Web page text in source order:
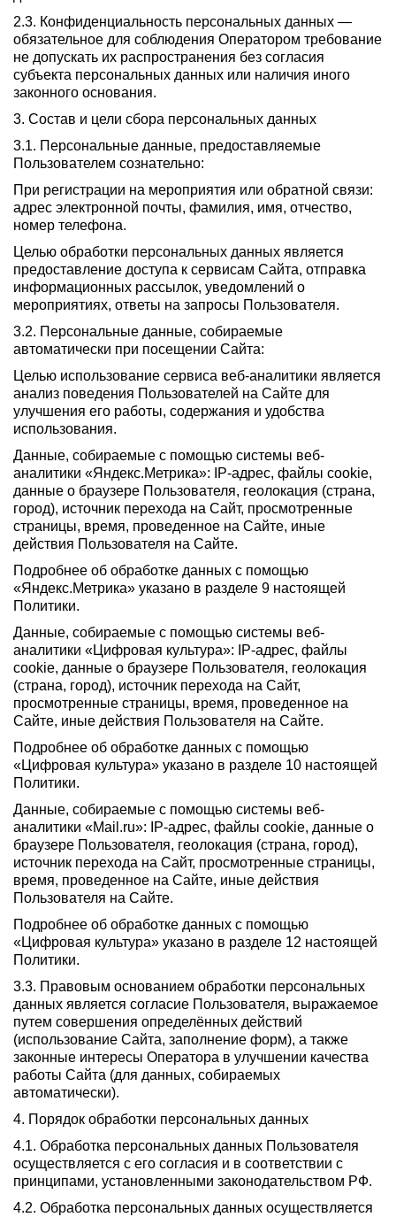
2.3. Конфиденциальность персональных данных —
обязательное для соблюдения Оператором требование
не допускать их распространения без согласия
субъекта персональных данных или наличия иного
законного основания.
3. Состав и цели сбора персональных данных
3.1. Персональные данные, предоставляемые
Пользователем сознательно:
При регистрации на мероприятия или обратной связи:
адрес электронной почты, фамилия, имя, отчество,
номер телефона.
Целью обработки персональных данных является
предоставление доступа к сервисам Сайта, отправка
информационных рассылок, уведомлений о
мероприятиях, ответы на запросы Пользователя.
3.2. Персональные данные, собираемые
автоматически при посещении Сайта:
Целью использование сервиса веб-аналитики является
анализ поведения Пользователей на Сайте для
улучшения его работы, содержания и удобства
использования.
Данные, собираемые с помощью системы веб-
аналитики «Яндекс.Метрика»: IP-адрес, файлы cookie,
данные о браузере Пользователя, геолокация (страна,
город), источник перехода на Сайт, просмотренные
страницы, время, проведенное на Сайте, иные
действия Пользователя на Сайте.
Подробнее об обработке данных с помощью
«Яндекс.Метрика» указано в разделе 9 настоящей
Политики.
Данные, собираемые с помощью системы веб-
аналитики «Цифровая культура»: IP-адрес, файлы
cookie, данные о браузере Пользователя, геолокация
(страна, город), источник перехода на Сайт,
просмотренные страницы, время, проведенное на
Сайте, иные действия Пользователя на Сайте.
Подробнее об обработке данных с помощью
«Цифровая культура» указано в разделе 10 настоящей
Политики.
Данные, собираемые с помощью системы веб-
аналитики «Mail.ru»: IP-адрес, файлы cookie, данные о
браузере Пользователя, геолокация (страна, город),
источник перехода на Сайт, просмотренные страницы,
время, проведенное на Сайте, иные действия
Пользователя на Сайте.
Подробнее об обработке данных с помощью
«Цифровая культура» указано в разделе 12 настоящей
Политики.
3.3. Правовым основанием обработки персональных
данных является согласие Пользователя, выражаемое
путем совершения определённых действий
(использование Сайта, заполнение форм), а также
законные интересы Оператора в улучшении качества
работы Сайта (для данных, собираемых
автоматически).
4. Порядок обработки персональных данных
4.1. Обработка персональных данных Пользователя
осуществляется с его согласия и в соответствии с
принципами, установленными законодательством РФ.
4.2. Обработка персональных данных осуществляется